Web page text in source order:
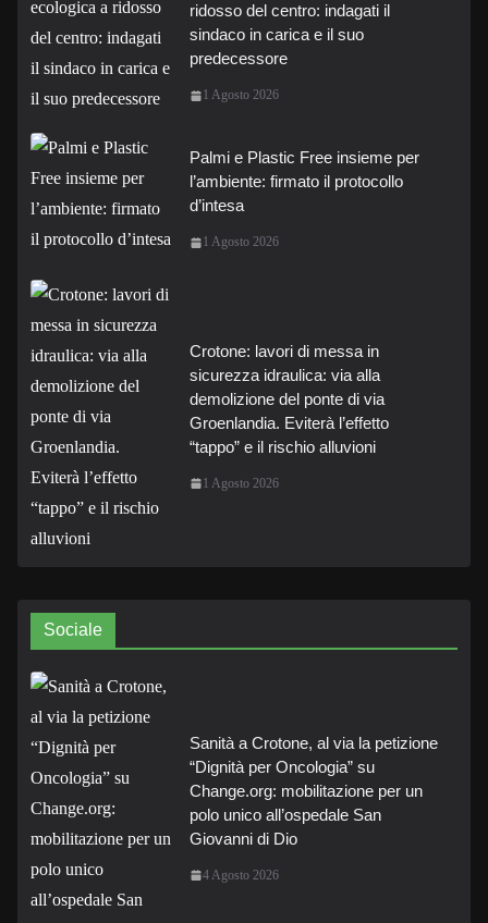
ridosso del centro: indagati il
sindaco in carica e il suo
predecessore
1 Agosto 2026
Palmi e Plastic Free insieme per
l’ambiente: firmato il protocollo
d’intesa
1 Agosto 2026
Crotone: lavori di messa in
sicurezza idraulica: via alla
demolizione del ponte di via
Groenlandia. Eviterà l’effetto
“tappo” e il rischio alluvioni
1 Agosto 2026
Sociale
Sanità a Crotone, al via la petizione
“Dignità per Oncologia” su
Change.org: mobilitazione per un
polo unico all’ospedale San
Giovanni di Dio
4 Agosto 2026